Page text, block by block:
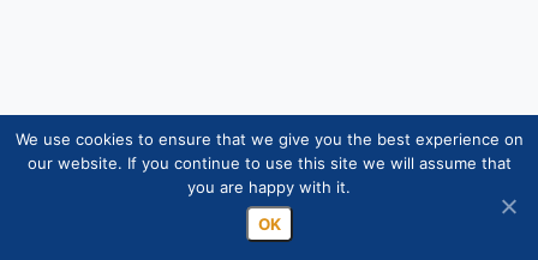
Copyright © Suomen Rotarypalvelu ry 2026 |
Jäsentietojärjestelmän tietosuojaseloste| Henkilötietojen
käsittely Rotarytoiminnassa
We use cookies to ensure that we give you the best experience on
our website. If you continue to use this site we will assume that
you are happy with it.
OK